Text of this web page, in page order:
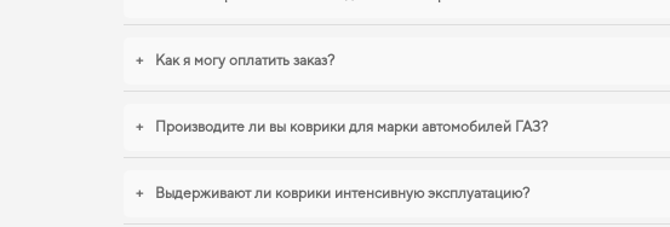
+ Как я могу оплатить заказ?
+ Производите ли вы коврики для марки автомобилей ГАЗ?
+ Выдерживают ли коврики интенсивную эксплуатацию?